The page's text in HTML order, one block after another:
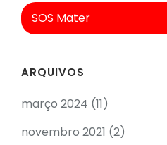
SOS Mater
ARQUIVOS
março 2024 (11)
novembro 2021 (2)